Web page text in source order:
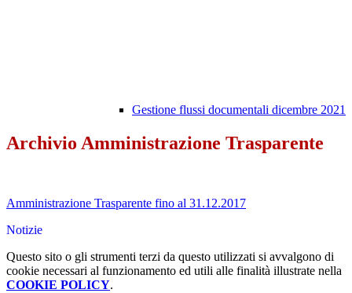
Gestione flussi documentali dicembre 2021
Archivio Amministrazione Trasparente
Amministrazione Trasparente fino al 31.12.2017
Notizie
Questo sito o gli strumenti terzi da questo utilizzati si avvalgono di
cookie necessari al funzionamento ed utili alle finalità illustrate nella
COOKIE POLICY.